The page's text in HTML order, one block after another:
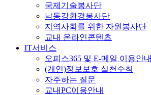
국제기술봉사단
낙동강환경봉사단
지역사회를 위한 자원봉사단
교내 온라인콘텐츠
IT서비스
오피스365 및 E-메일 이용안내
(개인)정보보호 실천수칙
자주하는 질문
교내PC이용안내